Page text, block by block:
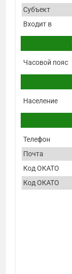
Субъект
Входит в
Часовой пояс
Население
Телефон
Почта
Код ОКАТО
Код ОКАТО